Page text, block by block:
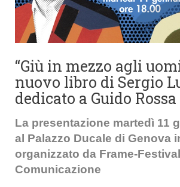
“Giù in mezzo agli
nuovo libro di Sergio
dedicato a Guido Rossa
La presentazione martedì 11
al Palazzo Ducale di Genova
organizzato da Frame-
Comunicazione